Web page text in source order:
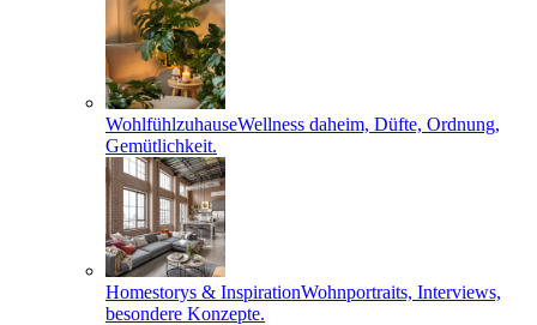
WohlfühlzuhauseWellness daheim, Düfte, Ordnung,
Gemütlichkeit.
Homestorys & InspirationWohnportraits, Interviews,
besondere Konzepte.